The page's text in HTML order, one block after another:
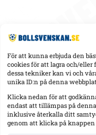
För att kunna erbjuda den
cookies för att lagra och/
dessa tekniker kan vi och
unika ID:n på denna
Klicka nedan för att
endast att tillämpas på
inklusive återkalla ditt
genom att klicka på